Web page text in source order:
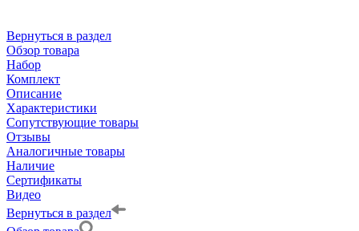
Вернуться в раздел
Обзор товара
Набор
Комплект
Описание
Характеристики
Сопутствующие товары
Отзывы
Аналогичные товары
Наличие
Сертификаты
Видео
Вернуться в раздел